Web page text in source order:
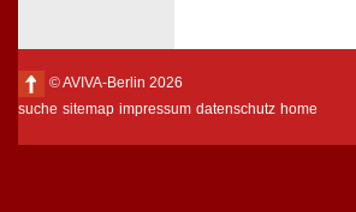
© AVIVA-Berlin 2026
suche sitemap impressum datenschutz home